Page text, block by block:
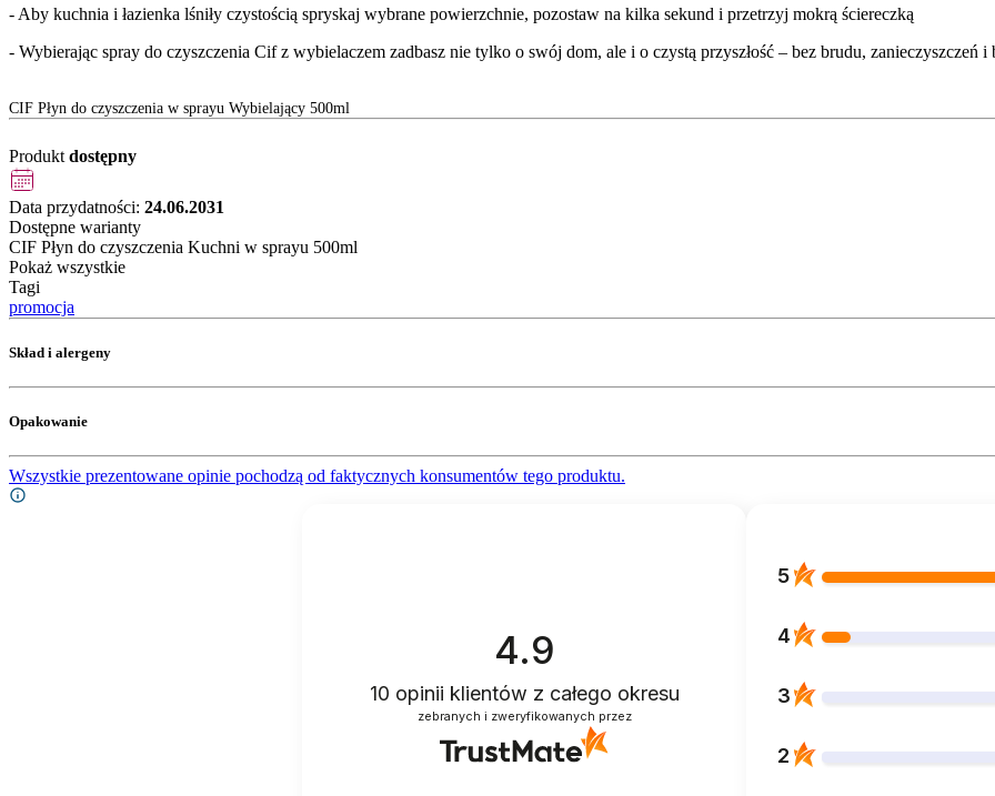
- Aby kuchnia i łazienka lśniły czystością spryskaj wybrane powierzchnie, pozostaw na kilka sekund i przetrzyj mokrą ściereczką
- Wybierając spray do czyszczenia Cif z wybielaczem zadbasz nie tylko o swój dom, ale i o czystą przyszłość – bez brudu, zanieczyszczeń i
CIF Płyn do czyszczenia w sprayu Wybielający 500ml
Produkt dostępny
Data przydatności: 24.06.2031
Dostępne warianty
CIF Płyn do czyszczenia Kuchni w sprayu 500ml
Pokaż wszystkie
Tagi
promocja
Skład i alergeny
Opakowanie
Wszystkie prezentowane opinie pochodzą od faktycznych konsumentów tego produktu.
4.9
10 opinii klientów z całego okresu
zebranych i zweryfikowanych przez
5
4
3
2